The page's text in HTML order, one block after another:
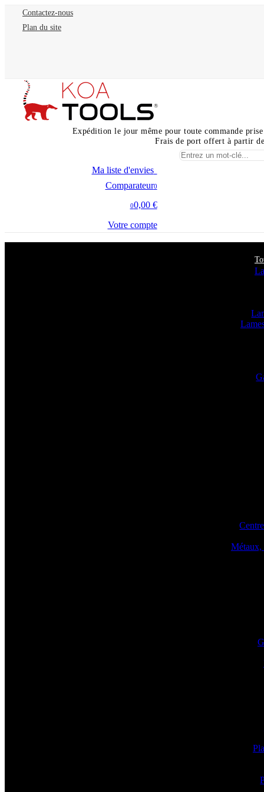
Contactez-nous
Plan du site
Expédition le jour même pour toute commande
Frais de port offert à partir
Ma liste d'envies0
Comparateur0
00,00 €
Votre compte
Métaux,